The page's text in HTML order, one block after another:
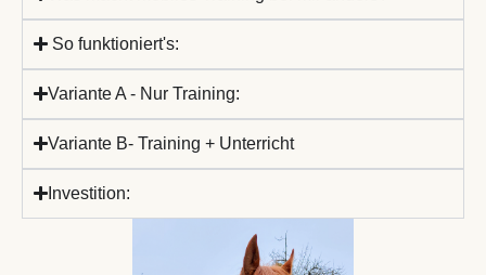
So funktioniert's:
Variante A - Nur Training:
Variante B- Training + Unterricht
Investition: